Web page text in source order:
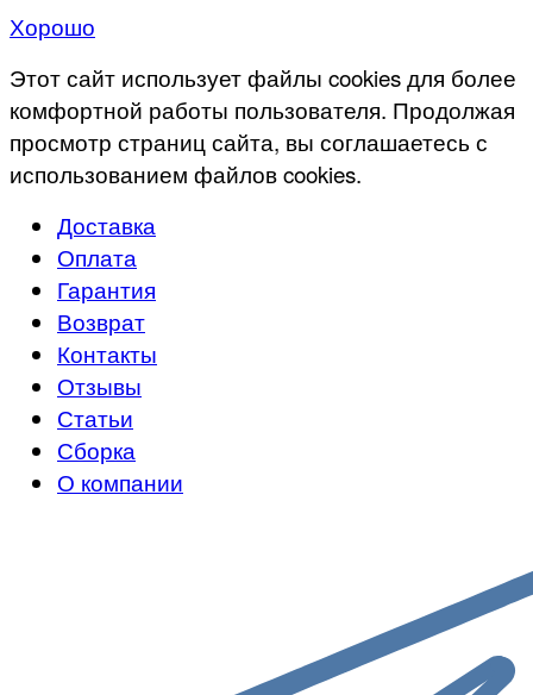
Хорошо
Этот сайт использует файлы cookies для более
комфортной работы пользователя. Продолжая
просмотр страниц сайта, вы соглашаетесь с
использованием файлов cookies.
Доставка
Оплата
Гарантия
Возврат
Контакты
Отзывы
Статьи
Сборка
О компании